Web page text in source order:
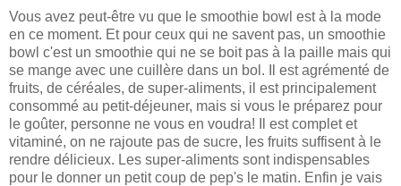
Vous avez peut-être vu que le smoothie bowl est à la mode
en ce moment. Et pour ceux qui ne savent pas, un smoothie
bowl c'est un smoothie qui ne se boit pas à la paille mais qui
se mange avec une cuillère dans un bol. Il est agrémenté de
fruits, de céréales, de super-aliments, il est principalement
consommé au petit-déjeuner, mais si vous le préparez pour
le goûter, personne ne vous en voudra! Il est complet et
vitaminé, on ne rajoute pas de sucre, les fruits suffisent à le
rendre délicieux. Les super-aliments sont indispensables
pour le donner un petit coup de pep's le matin. Enfin je vais